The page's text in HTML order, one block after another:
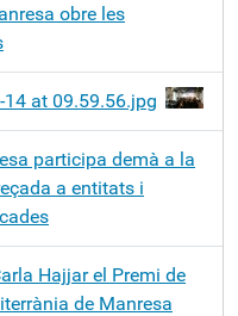
obre les
at 09.59.56.jpg
participa demà a la
a entitats i
Hajjar el Premi de
de Manresa